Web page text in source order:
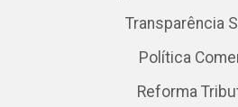
Transparência
Política
Reforma